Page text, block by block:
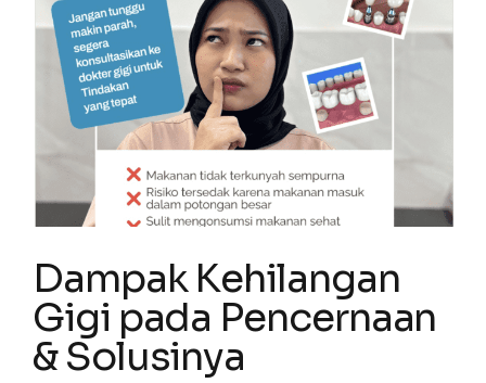
Dampak Kehilangan
Gigi pada Pencernaan
& Solusinya